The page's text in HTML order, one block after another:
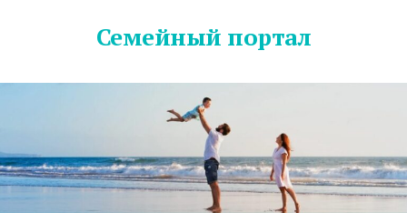
Семейный портал